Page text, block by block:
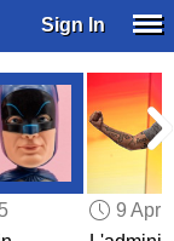
Sign In
9